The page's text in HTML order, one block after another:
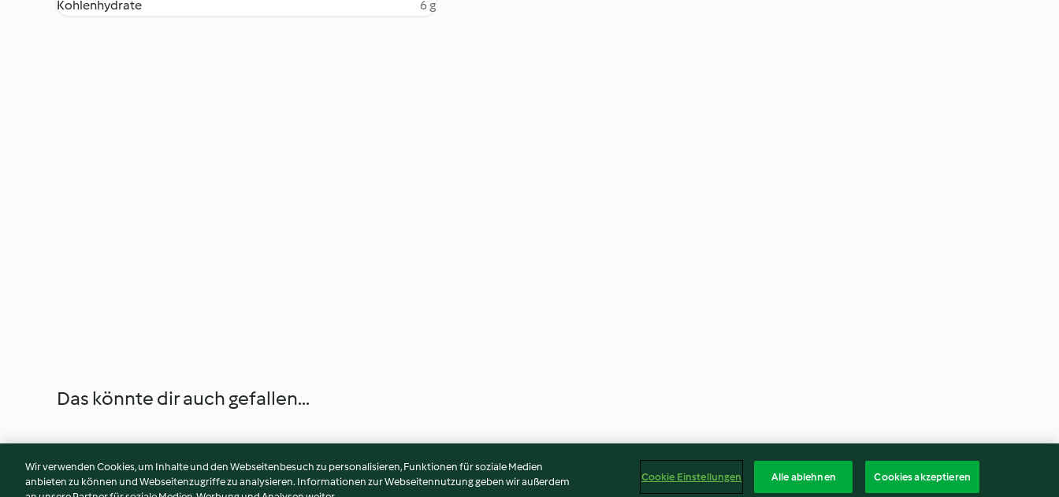
Kohlenhydrate
6 g
Das könnte dir auch gefallen...
Wir verwenden Cookies, um Inhalte und den Webseitenbesuch zu personalisieren, Funktionen für soziale Medien
anbieten zu können und Webseitenzugriffe zu analysieren. Informationen zur Webseitennutzung geben wir außerdem
Cookie Einstellungen Alle ablehnen Cookies akzeptieren